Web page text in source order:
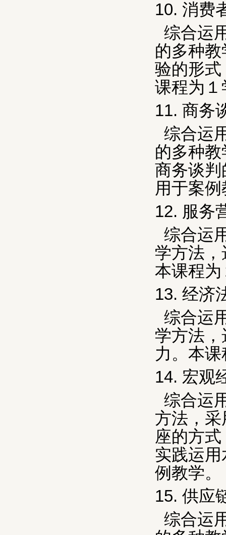
10. 消费
综合运
的多种
验的形
课程为
11. 商务
综合运
的多种
商务谈
用于案
12. 服务
综合运
学方法
本课程
13. 经济
综合运
学方法
力。本
14. 宏观
综合运
方法，
座的方
实践运
例教学。
15. 供应
综合运